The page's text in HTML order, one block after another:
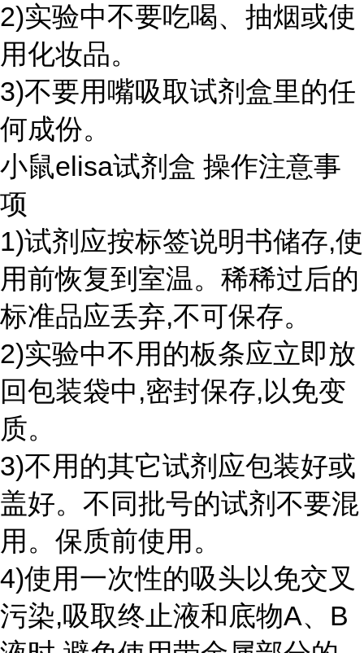
2)实验中不要吃喝、抽烟或使
用化妆品。
3)不要用嘴吸取试剂盒里的任
何成份。
小鼠elisa试剂盒 操作注意事
项
1)试剂应按标签说明书储存,使
用前恢复到室温。稀稀过后的
标准品应丢弃,不可保存。
2)实验中不用的板条应立即放
回包装袋中,密封保存,以免变
质。
3)不用的其它试剂应包装好或
盖好。不同批号的试剂不要混
用。保质前使用。
4)使用一次性的吸头以免交叉
污染,吸取终止液和底物A、B